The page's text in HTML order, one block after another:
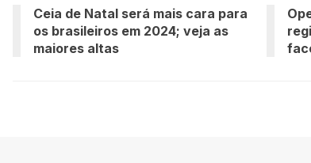
Ceia de Natal será mais cara para
os brasileiros em 2024; veja as
maiores altas